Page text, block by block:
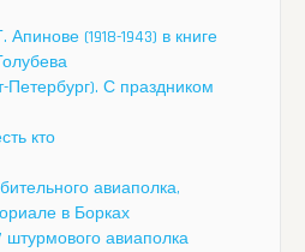
(1918-1943) в книге
С праздником
кто
авиаполка,
в Борках
авиаполка